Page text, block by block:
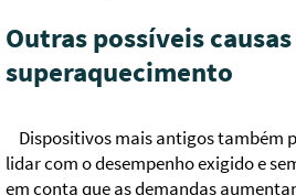
Outras possíveis
superaquecimento
Dispositivos mais antigos também
lidar com o desempenho exigido e
em conta que as demandas